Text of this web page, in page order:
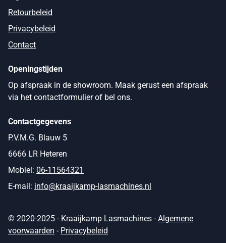
Retourbeleid
Privacybeleid
Contact
Openingstijden
Op afspraak in de showroom. Maak gerust een afspraak
via het contactformulier of bel ons.
Contactgegevens
P.V.M.G. Blauw 5
6666 LR Heteren
Mobiel: 06-11564321
E-mail: info@kraaijkamp-lasmachines.nl
© 2020-2025 - Kraaijkamp Lasmachines -Algemene
voorwaarden - Privacybeleid